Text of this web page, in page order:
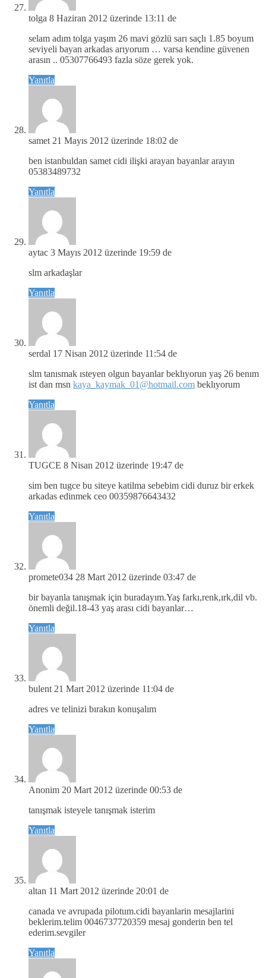
tolga 8 Haziran 2012 üzerinde 13:11 de
selam adım tolga yaşım 26 mavi gözlü sarı saçlı 1.85 boyum
seviyeli bayan arkadas arıyorum … varsa kendine güvenen
arasın .. 05307766493 fazla söze gerek yok.
Yanıtla
samet 21 Mayıs 2012 üzerinde 18:02 de
ben istanbuldan samet cidi ilişki arayan bayanlar arayın
05383489732
Yanıtla
aytac 3 Mayıs 2012 üzerinde 19:59 de
slm arkadaşlar
Yanıtla
serdal 17 Nisan 2012 üzerinde 11:54 de
slm tanısmak ısteyen olgun bayanlar beklıyorun yaş 26 benım
ist dan msn kaya_kaymak_01@hotmail.com beklıyorum
Yanıtla
TUGCE 8 Nisan 2012 üzerinde 19:47 de
sim ben tugce bu siteye katilma sebebim cidi duruz bir erkek
arkadas edinmek ceo 00359876643432
Yanıtla
promete034 28 Mart 2012 üzerinde 03:47 de
bir bayanla tanışmak için buradayım.Yaş farkı,renk,ırk,dil vb.
önemli değil.18-43 yaş arası cidi bayanlar…
Yanıtla
bulent 21 Mart 2012 üzerinde 11:04 de
adres ve telinizi bırakın konuşalım
Yanıtla
Anonim 20 Mart 2012 üzerinde 00:53 de
tanışmak isteyele tanışmak isterim
Yanıtla
altan 11 Mart 2012 üzerinde 20:01 de
canada ve avrupada pilotum.cidi bayanlarin mesajlarini
beklerim.telim 0046737720359 mesaj gonderin ben tel
ederim.sevgiler
Yanıtla